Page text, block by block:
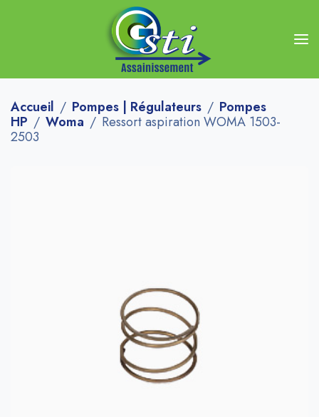
Accueil Pompes | Régulateurs
Pompes
HP
Woma
Ressort aspiration WOMA 1503-
2503